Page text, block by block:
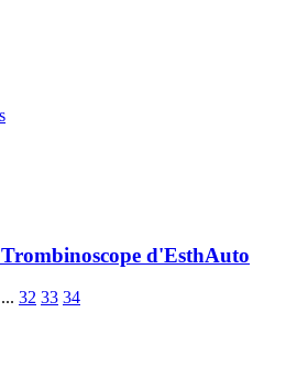
d'EsthAuto
... 32 33 34